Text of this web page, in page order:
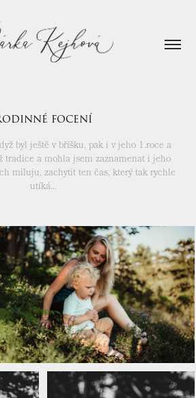
focení
byl ještě v bříšku, pak i v jeho 1.roce a
tradice a mohla jsem zaznamenat i jeho
miluju, zachytit ten čas, který tak rychle
utíká...